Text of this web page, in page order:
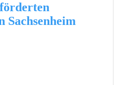
Sachsenheim